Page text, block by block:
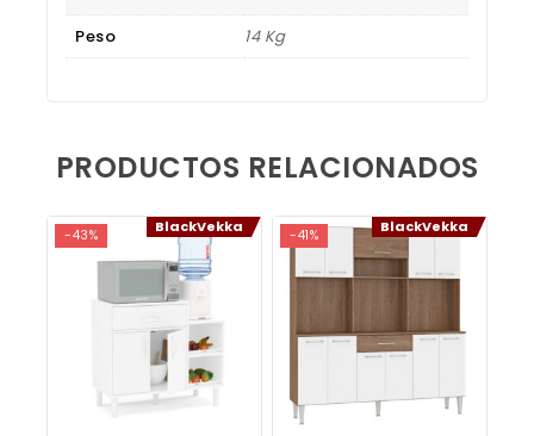
Peso
14 Kg
PRODUCTOS RELACIONADOS
-43% BlackVekka -41% BlackVekka